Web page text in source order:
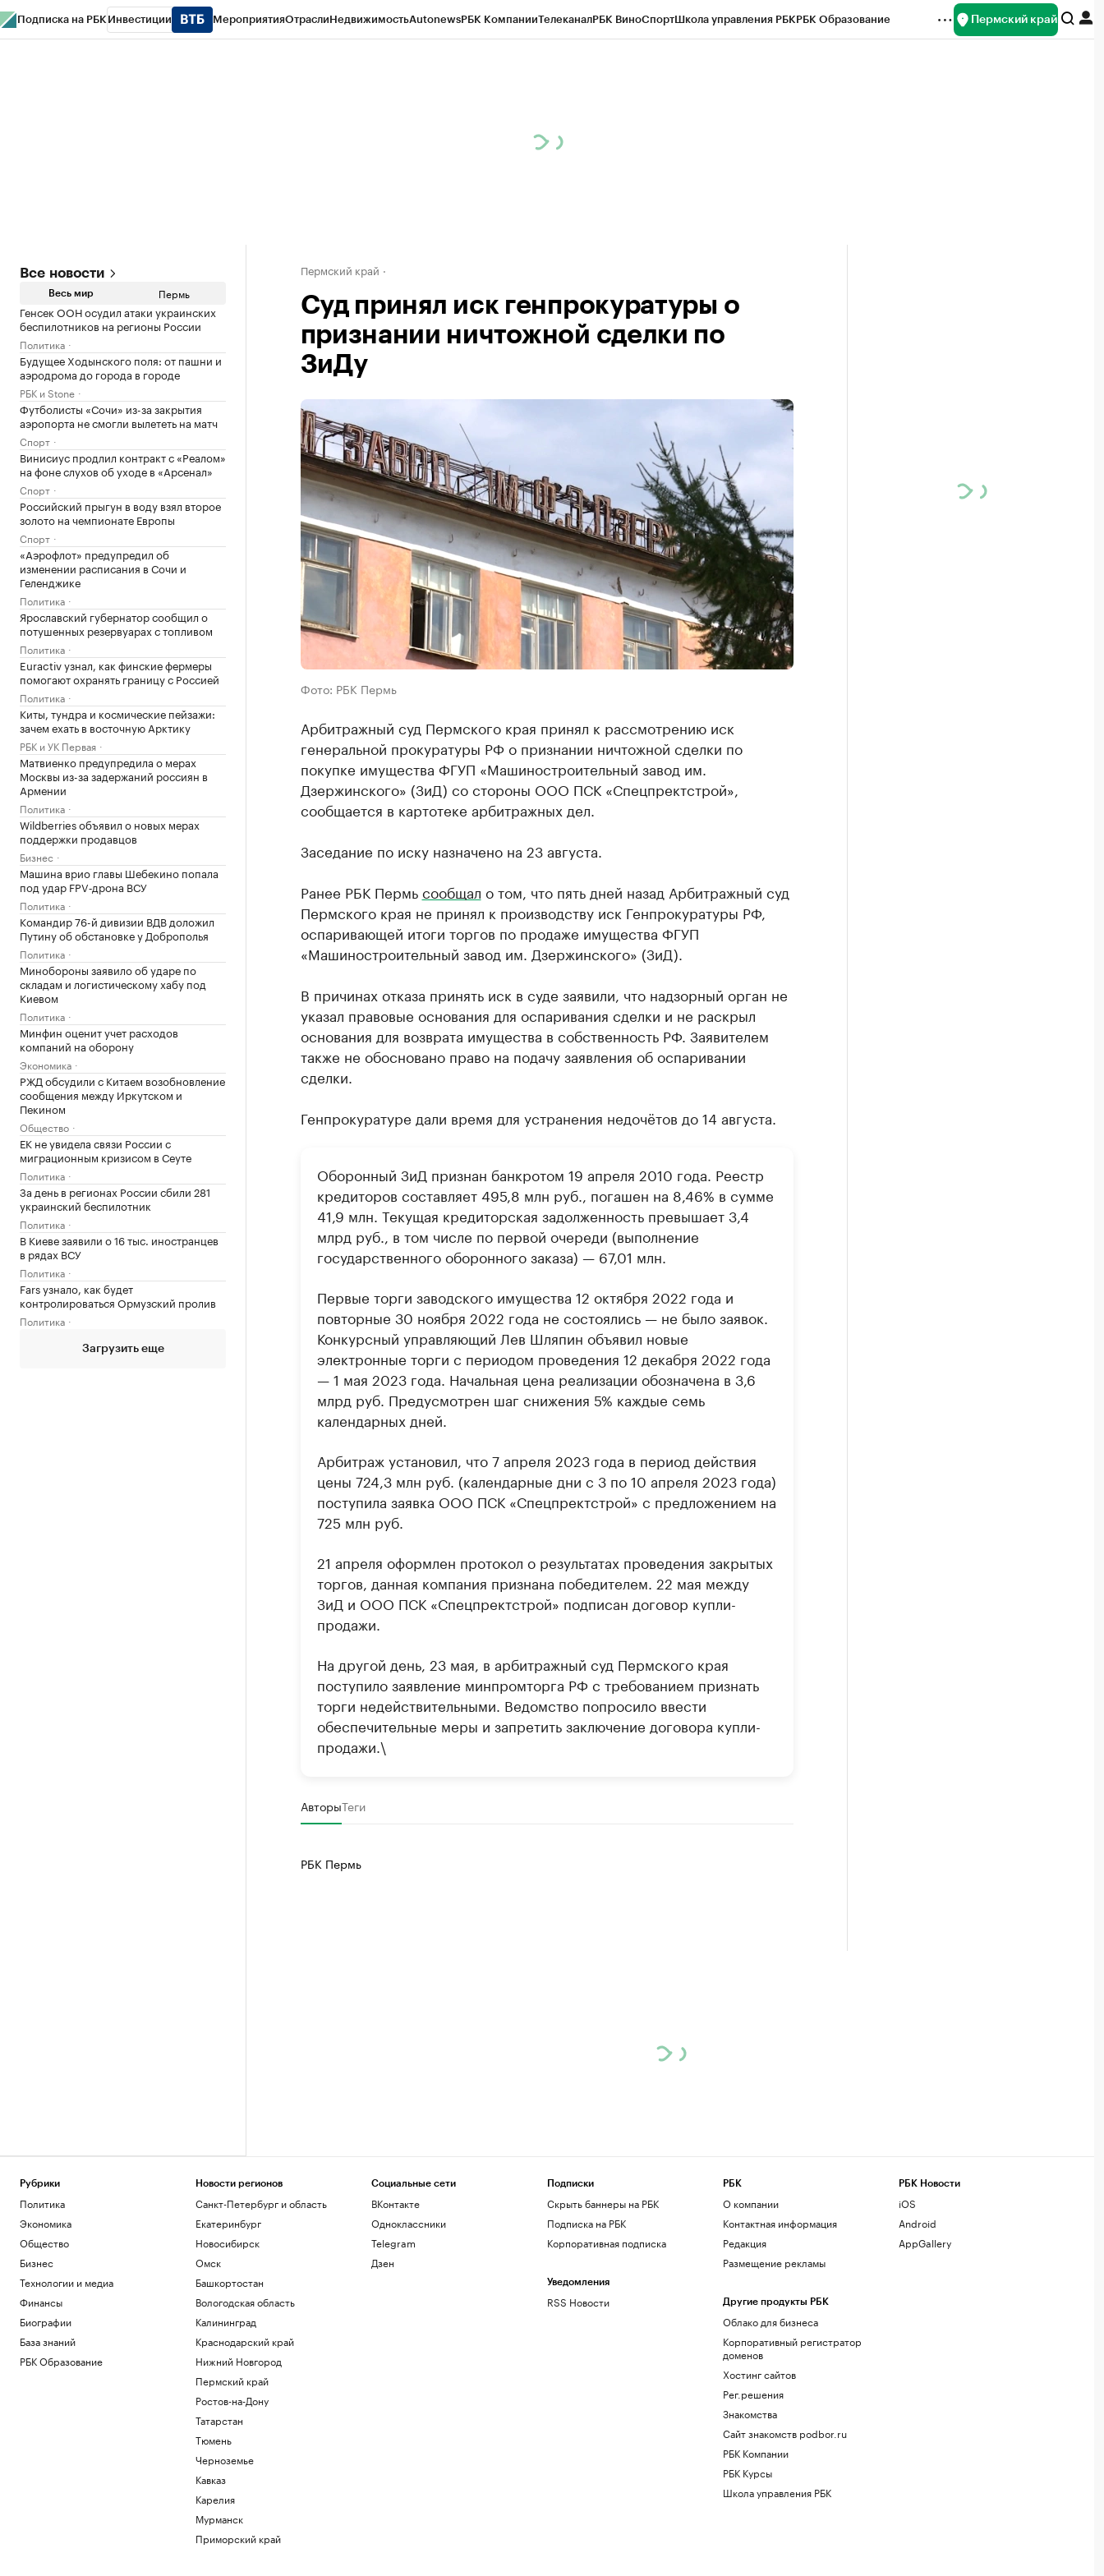
Подписка на РБК Инвестиции МероприятияОтраслиНедвижимостьAutonewsРБК КомпанииТелеканалРБК ВиноСпортШкола управления РБКРБК Образование Пермский край
Все новости
Весь мир Пермь
Генсек ООН осудил атаки украинских
беспилотников на регионы России
Политика
Будущее Ходынского поля: от пашни и
аэродрома до города в городе
РБК и Stone
Футболисты «Сочи» из-за закрытия
аэропорта не смогли вылететь на матч
Спорт
Винисиус продлил контракт с «Реалом»
на фоне слухов об уходе в «Арсенал»
Спорт
Российский прыгун в воду взял второе
золото на чемпионате Европы
Спорт
«Аэрофлот» предупредил об
изменении расписания в Сочи и
Геленджике
Политика
Ярославский губернатор сообщил о
потушенных резервуарах с топливом
Политика
Euractiv узнал, как финские фермеры
помогают охранять границу с Россией
Политика
Киты, тундра и космические пейзажи:
зачем ехать в восточную Арктику
РБК и УК Первая
Матвиенко предупредила о мерах
Москвы из-за задержаний россиян в
Армении
Политика
Wildberries объявил о новых мерах
поддержки продавцов
Бизнес
Машина врио главы Шебекино попала
под удар FPV‑дрона ВСУ
Политика
Командир 76-й дивизии ВДВ доложил
Путину об обстановке у Доброполья
Политика
Минобороны заявило об ударе по
складам и логистическому хабу под
Киевом
Политика
Минфин оценит учет расходов
компаний на оборону
Экономика
РЖД обсудили с Китаем возобновление
сообщения между Иркутском и
Пекином
Общество
ЕК не увидела связи России с
миграционным кризисом в Сеуте
Политика
За день в регионах России сбили 281
украинский беспилотник
Политика
В Киеве заявили о 16 тыс. иностранцев
в рядах ВСУ
Политика
Fars узнало, как будет
контролироваться Ормузский пролив
Политика
Загрузить еще
Пермский край
Суд принял иск генпрокуратуры о
признании ничтожной сделки по
ЗиДу
Фото: РБК Пермь
Арбитражный суд Пермского края принял к рассмотрению иск
генеральной прокуратуры РФ о признании ничтожной сделки по
покупке имущества ФГУП «Машиностроительный завод им.
Дзержинского» (ЗиД) со стороны ООО ПСК «Спецпректстрой»,
сообщается в картотеке арбитражных дел.
Заседание по иску назначено на 23 августа.
Ранее РБК Пермьсообщал о том, что пять дней назад Арбитражный суд
Пермского края не принял к производству иск Генпрокуратуры РФ,
оспаривающей итоги торгов по продаже имущества ФГУП
«Машиностроительный завод им. Дзержинского» (ЗиД).
В причинах отказа принять иск в суде заявили, что надзорный орган не
указал правовые основания для оспаривания сделки и не раскрыл
основания для возврата имущества в собственность РФ. Заявителем
также не обосновано право на подачу заявления об оспаривании
сделки.
Генпрокуратуре дали время для устранения недочётов до 14 августа.
Оборонный ЗиД признан банкротом 19 апреля 2010 года. Реестр
кредиторов составляет 495,8 млн руб., погашен на 8,46% в сумме
41,9 млн. Текущая кредиторская задолженность превышает 3,4
млрд руб., в том числе по первой очереди (выполнение
государственного оборонного заказа) — 67,01 млн.
Первые торги заводского имущества 12 октября 2022 года и
повторные 30 ноября 2022 года не состоялись — не было заявок.
Конкурсный управляющий Лев Шляпин объявил новые
электронные торги с периодом проведения 12 декабря 2022 года
— 1 мая 2023 года. Начальная цена реализации обозначена в 3,6
млрд руб. Предусмотрен шаг снижения 5% каждые семь
календарных дней.
Арбитраж установил, что 7 апреля 2023 года в период действия
цены 724,3 млн руб. (календарные дни с 3 по 10 апреля 2023 года)
поступила заявка ООО ПСК «Спецпректстрой» с предложением на
725 млн руб.
21 апреля оформлен протокол о результатах проведения закрытых
торгов, данная компания признана победителем. 22 мая между
ЗиД и ООО ПСК «Спецпректстрой» подписан договор купли-
продажи.
На другой день, 23 мая, в арбитражный суд Пермского края
поступило заявление минпромторга РФ с требованием признать
торги недействительными. Ведомство попросило ввести
обеспечительные меры и запретить заключение договора купли-
продажи.\
АвторыТеги
РБК Пермь
Рубрики
Политика
Экономика
Общество
Бизнес
Технологии и медиа
Финансы
Биографии
База знаний
РБК Образование
Новости регионов
Санкт-Петербург и область
Екатеринбург
Новосибирск
Омск
Башкортостан
Вологодская область
Калининград
Краснодарский край
Нижний Новгород
Пермский край
Ростов-на-Дону
Татарстан
Тюмень
Черноземье
Кавказ
Карелия
Мурманск
Приморский край
Социальные сети
ВКонтакте
Одноклассники
Telegram
Дзен
Подписки
Скрыть баннеры на РБК
Подписка на РБК
Корпоративная подписка
Уведомления
RSS Новости
РБК
О компании
Контактная информация
Редакция
Размещение рекламы
Другие продукты РБК
Облако для бизнеса
Корпоративный регистратор
доменов
Хостинг сайтов
Рег.решения
Знакомства
Сайт знакомств podbor.ru
РБК Компании
РБК Курсы
Школа управления РБК
РБК Новости
iOS
Android
AppGallery